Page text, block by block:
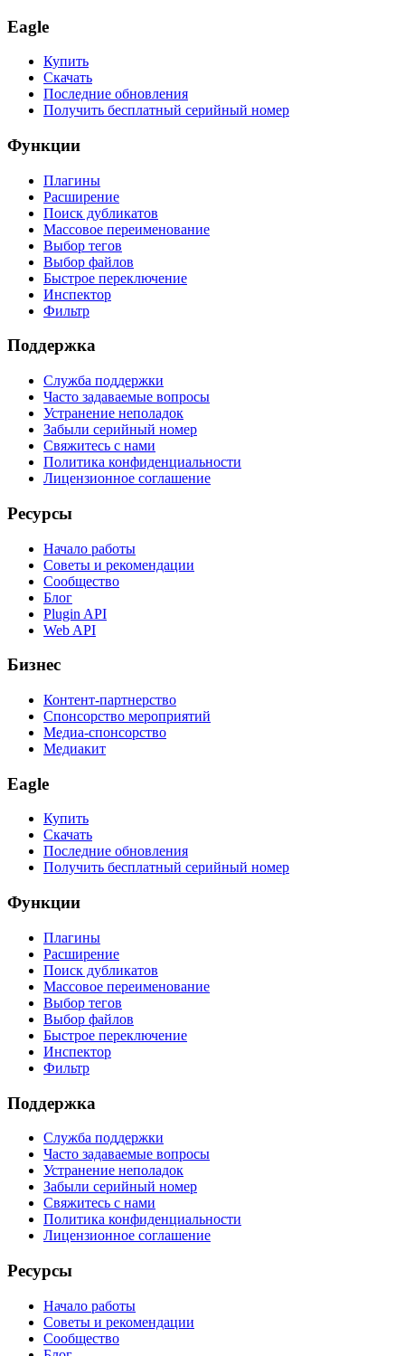
Eagle
Купить
Скачать
Последние обновления
Получить бесплатный серийный номер
Функции
Плагины
Расширение
Поиск дубликатов
Массовое переименование
Выбор тегов
Выбор файлов
Быстрое переключение
Инспектор
Фильтр
Поддержка
Служба поддержки
Часто задаваемые вопросы
Устранение неполадок
Забыли серийный номер
Свяжитесь с нами
Политика конфиденциальности
Лицензионное соглашение
Ресурсы
Начало работы
Советы и рекомендации
Сообщество
Блог
Plugin API
Web API
Бизнес
Контент-партнерство
Спонсорство мероприятий
Медиа-спонсорство
Медиакит
Eagle
Купить
Скачать
Последние обновления
Получить бесплатный серийный номер
Функции
Плагины
Расширение
Поиск дубликатов
Массовое переименование
Выбор тегов
Выбор файлов
Быстрое переключение
Инспектор
Фильтр
Поддержка
Служба поддержки
Часто задаваемые вопросы
Устранение неполадок
Забыли серийный номер
Свяжитесь с нами
Политика конфиденциальности
Лицензионное соглашение
Ресурсы
Начало работы
Советы и рекомендации
Сообщество